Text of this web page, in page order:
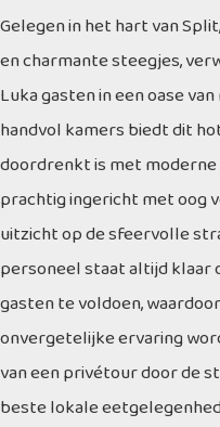
Gelegen in het hart van
en charmante steegjes,
Luka gasten in een oase
handvol kamers biedt dit
doordrenkt is met moderne
prachtig ingericht met oog
uitzicht op de sfeervolle
personeel staat altijd klaar
gasten te voldoen,
onvergetelijke ervaring
van een privétour door de
beste lokale